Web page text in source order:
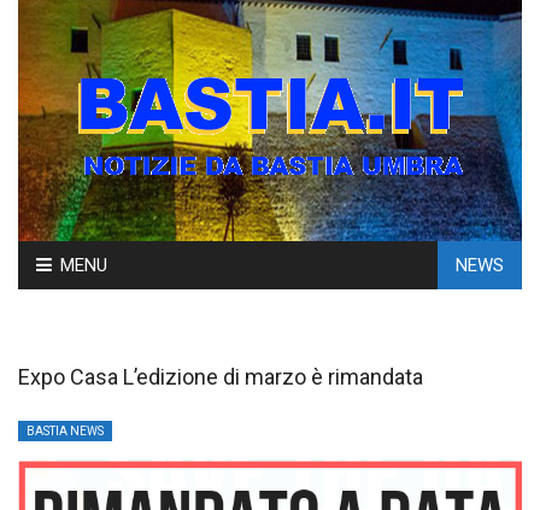
Skip
to
MENU NEWS
Expo Casa L’edizione di marzo è rimandata
BASTIA NEWS